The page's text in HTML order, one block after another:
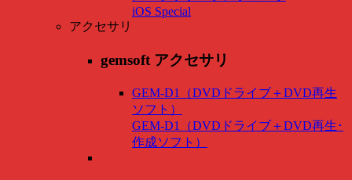
iOS Special
アクセサリ
gemsoft アクセサリ
GEM-D1（DVDドライブ＋DVD再生
ソフト）
GEM-D1（DVDドライブ＋DVD再生･
作成ソフト）